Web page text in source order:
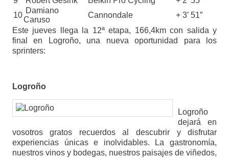
10
Damiano
Caruso
Cannondale
+ 3′ 51″
Este jueves llega la 12ª etapa, 166,4km con salida y
final en Logroño, una nueva oportunidad para los
sprinters:
Logroño
Logroño
dejará en
vosotros gratos recuerdos al descubrir y disfrutar
experiencias únicas e inolvidables. La gastronomía,
nuestros vinos y bodegas, nuestros paisajes de viñedos,